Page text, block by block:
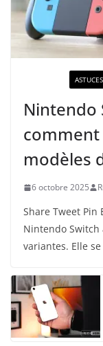
ASTUCES
Nintendo
modèles
6 octobre 2025
Share Tweet Pin
Nintendo Switch
variantes. Elle se